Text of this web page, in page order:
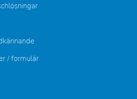
/ formulär